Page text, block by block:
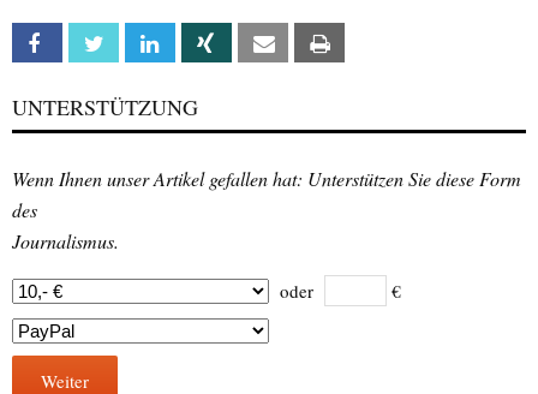
Facebook Twitter Linkedin Xing Email
UNTERSTÜTZUNG
Wenn Ihnen unser Artikel gefallen hat: Unterstützen Sie diese Form
des
Journalismus.
oder €
Weiter